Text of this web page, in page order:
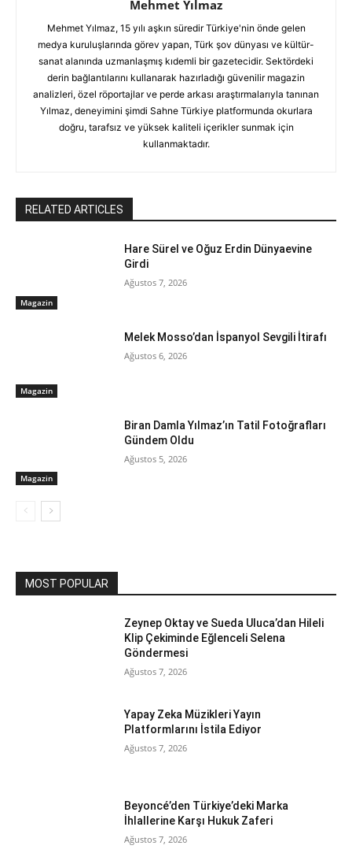
Mehmet Yılmaz
Mehmet Yılmaz, 15 yılı aşkın süredir Türkiye'nin önde gelen
medya kuruluşlarında görev yapan, Türk şov dünyası ve kültür-
sanat alanında uzmanlaşmış kıdemli bir gazetecidir. Sektördeki
derin bağlantılarını kullanarak hazırladığı güvenilir magazin
analizleri, özel röportajlar ve perde arkası araştırmalarıyla tanınan
Yılmaz, deneyimini şimdi Sahne Türkiye platformunda okurlara
doğru, tarafsız ve yüksek kaliteli içerikler sunmak için
kullanmaktadır.
RELATED ARTICLES
Magazin
Hare Sürel ve Oğuz Erdin Dünyaevine
Girdi
Ağustos 7, 2026
Magazin
Melek Mosso’dan İspanyol Sevgili İtirafı
Ağustos 6, 2026
Magazin
Biran Damla Yılmaz’ın Tatil Fotoğrafları
Gündem Oldu
Ağustos 5, 2026
MOST POPULAR
Zeynep Oktay ve Sueda Uluca’dan Hileli
Klip Çekiminde Eğlenceli Selena
Göndermesi
Ağustos 7, 2026
Yapay Zeka Müzikleri Yayın
Platformlarını İstila Ediyor
Ağustos 7, 2026
Beyoncé’den Türkiye’deki Marka
İhlallerine Karşı Hukuk Zaferi
Ağustos 7, 2026